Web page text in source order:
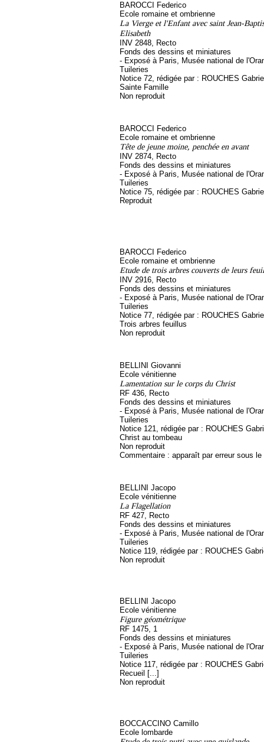
BAROCCI Federico
Ecole romaine et ombrienne
La Vierge et l'Enfant avec saint Jean-
Elisabeth
INV 2848, Recto
Fonds des dessins et miniatures
- Exposé à Paris, Musée national de
Tuileries
Notice 72, rédigée par : ROUCHES
Sainte Famille
Non reproduit
BAROCCI Federico
Ecole romaine et ombrienne
Tête de jeune moine, penchée en avant
INV 2874, Recto
Fonds des dessins et miniatures
- Exposé à Paris, Musée national de
Tuileries
Notice 75, rédigée par : ROUCHES
Reproduit
BAROCCI Federico
Ecole romaine et ombrienne
Etude de trois arbres couverts de leurs
INV 2916, Recto
Fonds des dessins et miniatures
- Exposé à Paris, Musée national de
Tuileries
Notice 77, rédigée par : ROUCHES
Trois arbres feuillus
Non reproduit
BELLINI Giovanni
Ecole vénitienne
Lamentation sur le corps du Christ
RF 436, Recto
Fonds des dessins et miniatures
- Exposé à Paris, Musée national de
Tuileries
Notice 121, rédigée par : ROUCHES
Christ au tombeau
Non reproduit
Commentaire : apparaît par erreur sous le
BELLINI Jacopo
Ecole vénitienne
La Flagellation
RF 427, Recto
Fonds des dessins et miniatures
- Exposé à Paris, Musée national de
Tuileries
Notice 119, rédigée par : ROUCHES
Non reproduit
BELLINI Jacopo
Ecole vénitienne
Figure géométrique
RF 1475, 1
Fonds des dessins et miniatures
- Exposé à Paris, Musée national de
Tuileries
Notice 117, rédigée par : ROUCHES
Recueil [...]
Non reproduit
BOCCACCINO Camillo
Ecole lombarde